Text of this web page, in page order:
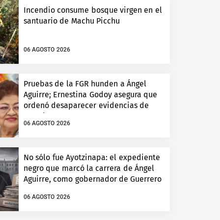
Incendio consume bosque virgen en el
santuario de Machu Picchu
06 AGOSTO 2026
Pruebas de la FGR hunden a Ángel
Aguirre; Ernestina Godoy asegura que
ordenó desaparecer evidencias de
Ayotzinapa
06 AGOSTO 2026
No sólo fue Ayotzinapa: el expediente
negro que marcó la carrera de Ángel
Aguirre, como gobernador de Guerrero
06 AGOSTO 2026